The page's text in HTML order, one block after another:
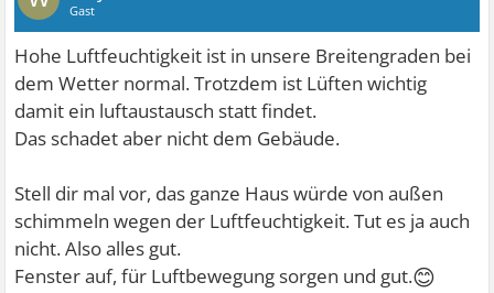
Gast
Hohe Luftfeuchtigkeit ist in unsere Breitengraden bei
dem Wetter normal. Trotzdem ist Lüften wichtig
damit ein luftaustausch statt findet.
Das schadet aber nicht dem Gebäude.
Stell dir mal vor, das ganze Haus würde von außen
schimmeln wegen der Luftfeuchtigkeit. Tut es ja auch
nicht. Also alles gut.
Fenster auf, für Luftbewegung sorgen und gut.😊